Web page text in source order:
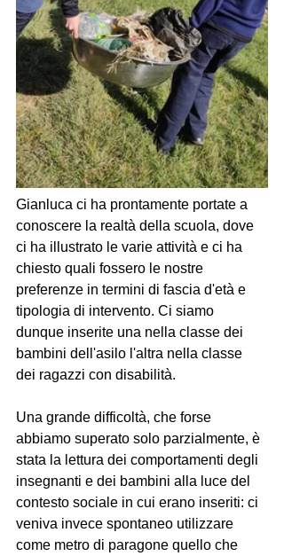
Gianluca ci ha prontamente portate a
conoscere la realtà della scuola, dove
ci ha illustrato le varie attività e ci ha
chiesto quali fossero le nostre
preferenze in termini di fascia d'età e
tipologia di intervento. Ci siamo
dunque inserite una nella classe dei
bambini dell'asilo l'altra nella classe
dei ragazzi con disabilità.
Una grande difficoltà, che forse
abbiamo superato solo parzialmente, è
stata la lettura dei comportamenti degli
insegnanti e dei bambini alla luce del
contesto sociale in cui erano inseriti: ci
veniva invece spontaneo utilizzare
come metro di paragone quello che